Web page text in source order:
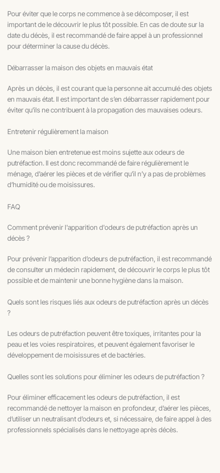
Pour éviter que le corps ne commence à se décomposer, il est
important de le découvrir le plus tôt possible. En cas de doute sur la
date du décès, il est recommandé de faire appel à un professionnel
pour déterminer la cause du décès.
Débarrasser la maison des objets en mauvais état
Après un décès, il est courant que la personne ait accumulé des objets
en mauvais état. Il est important de s’en débarrasser rapidement pour
éviter qu’ils ne contribuent à la propagation des mauvaises odeurs.
Entretenir régulièrement la maison
Une maison bien entretenue est moins sujette aux odeurs de
putréfaction. Il est donc recommandé de faire régulièrement le
ménage, d’aérer les pièces et de vérifier qu’il n’y a pas de problèmes
d’humidité ou de moisissures.
FAQ
Comment prévenir l'apparition d'odeurs de putréfaction après un
décès ?
Pour prévenir l’apparition d’odeurs de putréfaction, il est recommandé
de consulter un médecin rapidement, de découvrir le corps le plus tôt
possible et de maintenir une bonne hygiène dans la maison.
Quels sont les risques liés aux odeurs de putréfaction après un décès
?
Les odeurs de putréfaction peuvent être toxiques, irritantes pour la
peau et les voies respiratoires, et peuvent également favoriser le
développement de moisissures et de bactéries.
Quelles sont les solutions pour éliminer les odeurs de putréfaction ?
Pour éliminer efficacement les odeurs de putréfaction, il est
recommandé de nettoyer la maison en profondeur, d’aérer les pièces,
d’utiliser un neutralisant d’odeurs et, si nécessaire, de faire appel à des
professionnels spécialisés dans le nettoyage après décès.